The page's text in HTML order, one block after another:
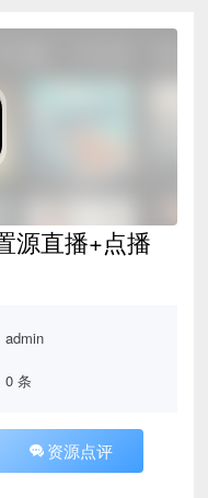
源直播+点播
admin
0 条
资源点评